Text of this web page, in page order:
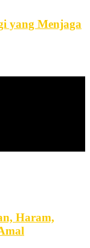
yang Menjaga
Haram,